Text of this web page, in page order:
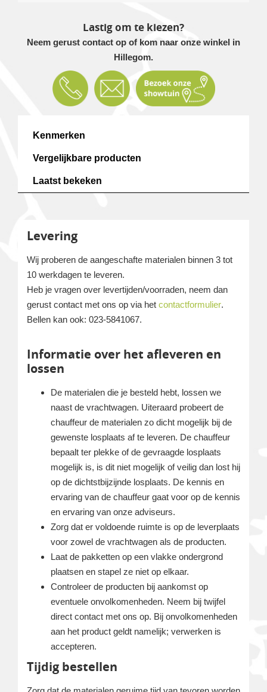
Lastig om te kiezen?
Neem gerust contact op of kom naar onze winkel in
Hillegom.
Kenmerken
Vergelijkbare producten
Laatst bekeken
Levering
Wij proberen de aangeschafte materialen binnen 3 tot
10 werkdagen te leveren.
Heb je vragen over levertijden/voorraden, neem dan
gerust contact met ons op via het contactformulier.
Bellen kan ook: 023-5841067.
Informatie over het afleveren en
lossen
De materialen die je besteld hebt, lossen we
naast de vrachtwagen. Uiteraard probeert de
chauffeur de materialen zo dicht mogelijk bij de
gewenste losplaats af te leveren. De chauffeur
bepaalt ter plekke of de gevraagde losplaats
mogelijk is, is dit niet mogelijk of veilig dan lost hij
op de dichtstbijzijnde losplaats. De kennis en
ervaring van de chauffeur gaat voor op de kennis
en ervaring van onze adviseurs.
Zorg dat er voldoende ruimte is op de leverplaats
voor zowel de vrachtwagen als de producten.
Laat de pakketten op een vlakke ondergrond
plaatsen en stapel ze niet op elkaar.
Controleer de producten bij aankomst op
eventuele onvolkomenheden. Neem bij twijfel
direct contact met ons op. Bij onvolkomenheden
aan het product geldt namelijk; verwerken is
accepteren.
Tijdig bestellen